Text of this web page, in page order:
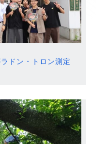
ドン・トロン測定